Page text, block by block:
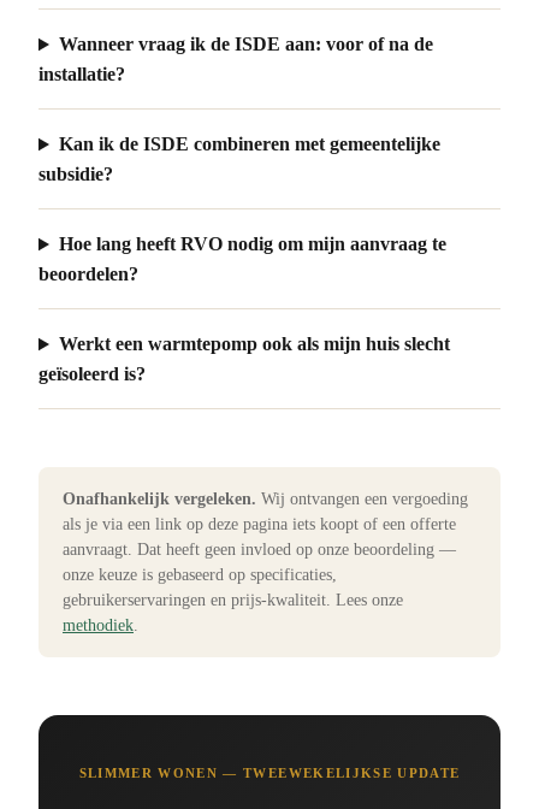
Wanneer vraag ik de ISDE aan: voor of na de
installatie?
Kan ik de ISDE combineren met gemeentelijke
subsidie?
Hoe lang heeft RVO nodig om mijn aanvraag te
beoordelen?
Werkt een warmtepomp ook als mijn huis slecht
geïsoleerd is?
Onafhankelijk vergeleken. Wij ontvangen een vergoeding
als je via een link op deze pagina iets koopt of een offerte
aanvraagt. Dat heeft geen invloed op onze beoordeling —
onze keuze is gebaseerd op specificaties,
gebruikerservaringen en prijs-kwaliteit. Lees onze
methodiek.
SLIMMER WONEN — TWEEWEKELIJKSE UPDATE